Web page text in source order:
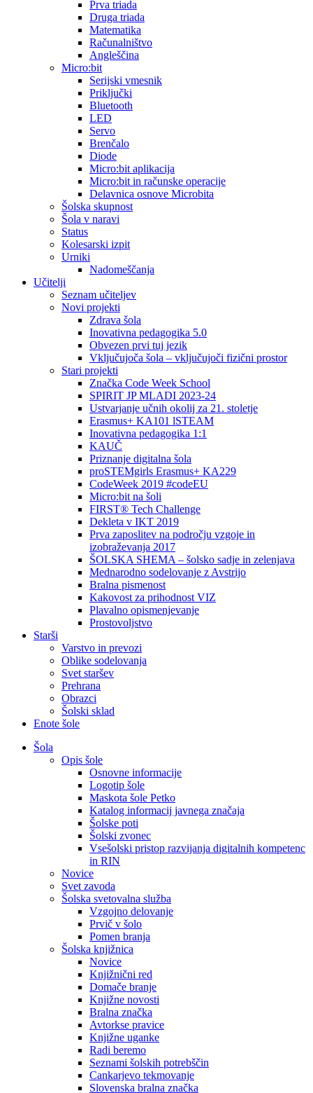
Prva triada
Druga triada
Matematika
Računalništvo
Angleščina
Micro:bit
Serijski vmesnik
Priključki
Bluetooth
LED
Servo
Brenčalo
Diode
Micro:bit aplikacija
Micro:bit in računske operacije
Delavnica osnove Microbita
Šolska skupnost
Šola v naravi
Status
Kolesarski izpit
Urniki
Nadomeščanja
Učitelji
Seznam učiteljev
Novi projekti
Zdrava šola
Inovativna pedagogika 5.0
Obvezen prvi tuj jezik
Vključujoča šola – vključujoči fizični prostor
Stari projekti
Značka Code Week School
SPIRIT JP MLADI 2023-24
Ustvarjanje učnih okolij za 21. stoletje
Erasmus+ KA101 lSTEAM
Inovativna pedagogika 1:1
KAUČ
Priznanje digitalna šola
proSTEMgirls Erasmus+ KA229
CodeWeek 2019 #codeEU
Micro:bit na šoli
FIRST® Tech Challenge
Dekleta v IKT 2019
Prva zaposlitev na področju vzgoje in
izobraževanja 2017
ŠOLSKA SHEMA – šolsko sadje in zelenjava
Mednarodno sodelovanje z Avstrijo
Bralna pismenost
Kakovost za prihodnost VIZ
Plavalno opismenjevanje
Prostovoljstvo
Starši
Varstvo in prevozi
Oblike sodelovanja
Svet staršev
Prehrana
Obrazci
Šolski sklad
Enote šole
Šola
Opis šole
Osnovne informacije
Logotip šole
Maskota šole Petko
Katalog informacij javnega značaja
Šolske poti
Šolski zvonec
Vsešolski pristop razvijanja digitalnih kompetenc
in RIN
Novice
Svet zavoda
Šolska svetovalna služba
Vzgojno delovanje
Prvič v šolo
Pomen branja
Šolska knjižnica
Novice
Knjižnični red
Domače branje
Knjižne novosti
Bralna značka
Avtorkse pravice
Knjižne uganke
Radi beremo
Seznami šolskih potrebščin
Cankarjevo tekmovanje
Slovenska bralna značka